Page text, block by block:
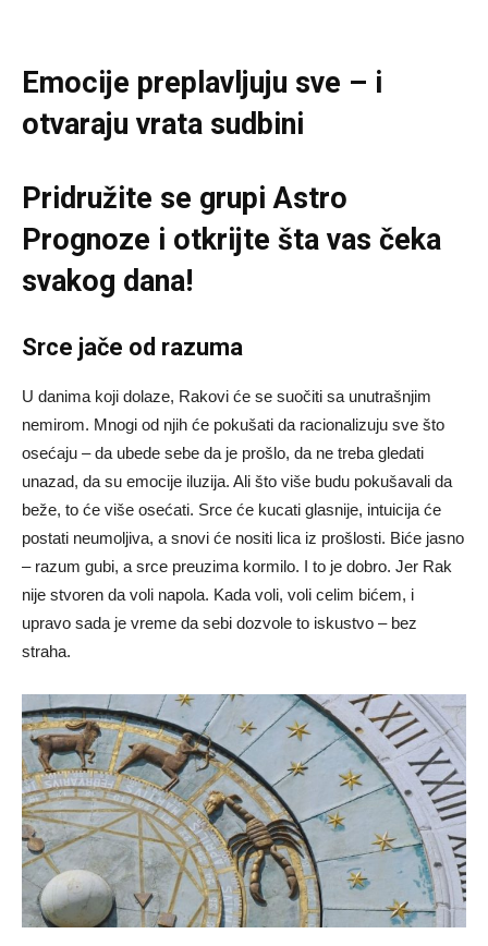
Emocije preplavljuju sve – i
otvaraju vrata sudbini
Pridružite se grupiAstro
Prognoze i otkrijte šta vas čeka
svakog dana!
Srce jače od razuma
U danima koji dolaze, Rakovi će se suočiti sa unutrašnjim
nemirom. Mnogi od njih će pokušati da racionalizuju sve što
osećaju – da ubede sebe da je prošlo, da ne treba gledati
unazad, da su emocije iluzija. Ali što više budu pokušavali da
beže, to će više osećati. Srce će kucati glasnije, intuicija će
postati neumoljiva, a snovi će nositi lica iz prošlosti. Biće jasno
– razum gubi, a srce preuzima kormilo. I to je dobro. Jer Rak
nije stvoren da voli napola. Kada voli, voli celim bićem, i
upravo sada je vreme da sebi dozvole to iskustvo – bez
straha.